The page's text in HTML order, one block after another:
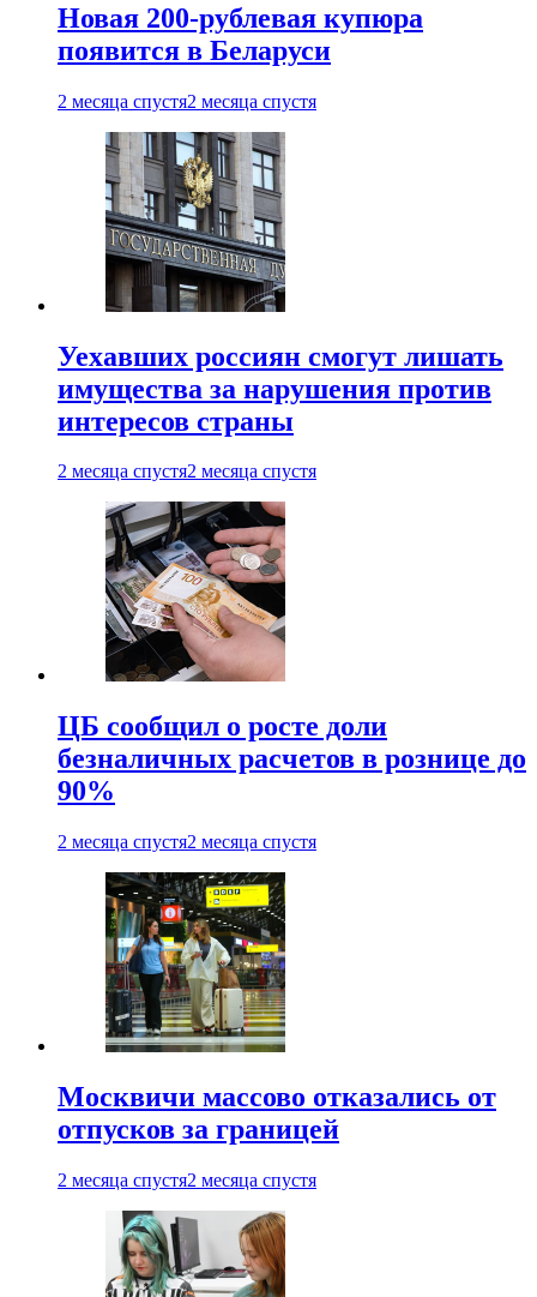
Новая 200-рублевая купюра
появится в Беларуси
2 месяца спустя2 месяца спустя
Уехавших россиян смогут лишать
имущества за нарушения против
интересов страны
2 месяца спустя2 месяца спустя
ЦБ сообщил о росте доли
безналичных расчетов в рознице до
90%
2 месяца спустя2 месяца спустя
Москвичи массово отказались от
отпусков за границей
2 месяца спустя2 месяца спустя